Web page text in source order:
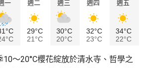
一 週二
29°C
21°C
週三
30°C
20°C
週四
32°C
23°C
週五
34°C
22°C
～20°C櫻花綻放於清水寺、哲學之